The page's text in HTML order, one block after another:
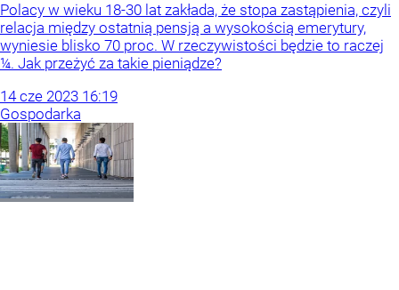
Polacy w wieku 18-30 lat zakłada, że stopa zastąpienia, czyli
relacja między ostatnią pensją a wysokością emerytury,
wyniesie blisko 70 proc. W rzeczywistości będzie to raczej
¼. Jak przeżyć za takie pieniądze?
14 cze 2023 16:19
Gospodarka